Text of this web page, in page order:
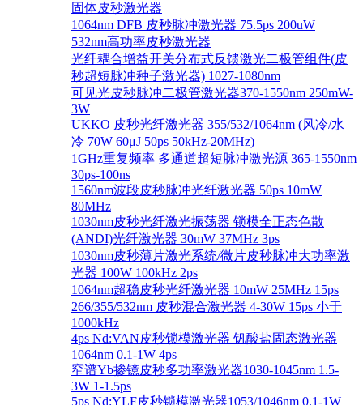
固体皮秒激光器
1064nm DFB 皮秒脉冲激光器 75.5ps 200uW
532nm高功率皮秒激光器
光纤耦合增益开关分布式反馈激光二极管组件(皮
秒超短脉冲种子激光器) 1027-1080nm
可见光皮秒脉冲二极管激光器370-1550nm 250mW-
3W
UKKO 皮秒光纤激光器 355/532/1064nm (风冷/水
冷 70W 60μJ 50ps 50kHz-20MHz)
1GHz重复频率 多通道超短脉冲激光源 365-1550nm
30ps-100ns
1560nm波段皮秒脉冲光纤激光器 50ps 10mW
80MHz
1030nm皮秒光纤激光振荡器 锁模全正态色散
(ANDI)光纤激光器 30mW 37MHz 3ps
1030nm皮秒薄片激光系统/微片皮秒脉冲大功率激
光器 100W 100kHz 2ps
1064nm超稳皮秒光纤激光器 10mW 25MHz 15ps
266/355/532nm 皮秒混合激光器 4-30W 15ps 小于
1000kHz
4ps Nd:VAN皮秒锁模激光器 钒酸盐固态激光器
1064nm 0.1-1W 4ps
窄谱Yb掺镱皮秒多功率激光器1030-1045nm 1.5-
3W 1-1.5ps
5ps Nd:YLF皮秒锁模激光器1053/1046nm 0.1-1W